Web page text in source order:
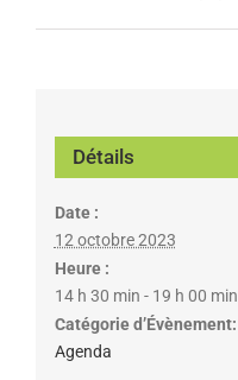
Détails
Date :
12 octobre 2023
Heure :
14 h 30 min - 19 h 00 min
Catégorie d’Évènement:
Agenda